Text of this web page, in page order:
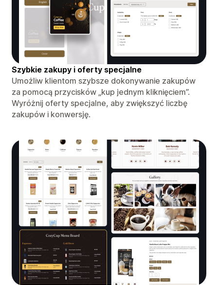
Szybkie zakupy i oferty specjalne
Umożliw klientom szybsze dokonywanie zakupów
za pomocą przycisków „kup jednym kliknięciem”.
Wyróżnij oferty specjalne, aby zwiększyć liczbę
zakupów i konwersję.